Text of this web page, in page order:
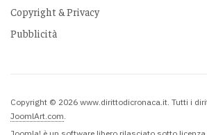
Copyright & Privacy
Pubblicità
Copyright © 2026 www.dirittodicronaca.it. Tutti i
JoomlArt.com.